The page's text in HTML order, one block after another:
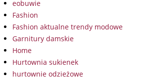
eobuwie
Fashion
Fashion aktualne trendy modowe
Garnitury damskie
Home
Hurtownia sukienek
hurtownie odzieżowe